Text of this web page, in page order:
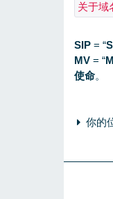
关于域
SIP = “
MV = “
使命。
你的